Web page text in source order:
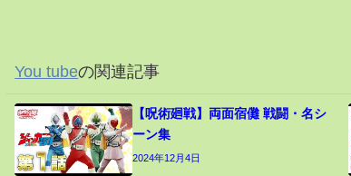
You tubeの関連記事
【呪術廻戦】両面宿儺 戦闘・名シ
ーン集
2024年12月4日